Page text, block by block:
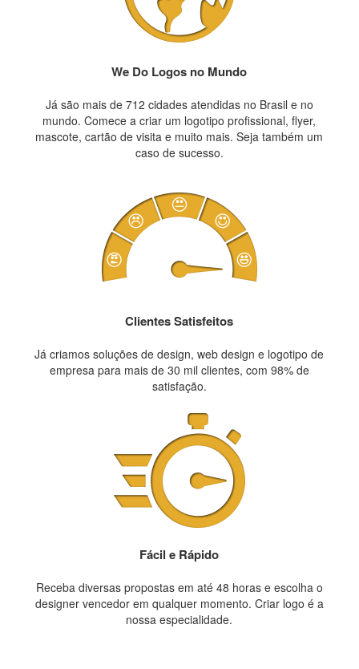
We Do Logos no Mundo
Já são mais de 712 cidades atendidas no Brasil e no
mundo. Comece a criar um logotipo profissional, flyer,
mascote, cartão de visita e muito mais. Seja também um
caso de sucesso.
Clientes Satisfeitos
Já criamos soluções de design, web design e logotipo de
empresa para mais de 30 mil clientes, com 98% de
satisfação.
Fácil e Rápido
Receba diversas propostas em até 48 horas e escolha o
designer vencedor em qualquer momento. Criar logo é a
nossa especialidade.